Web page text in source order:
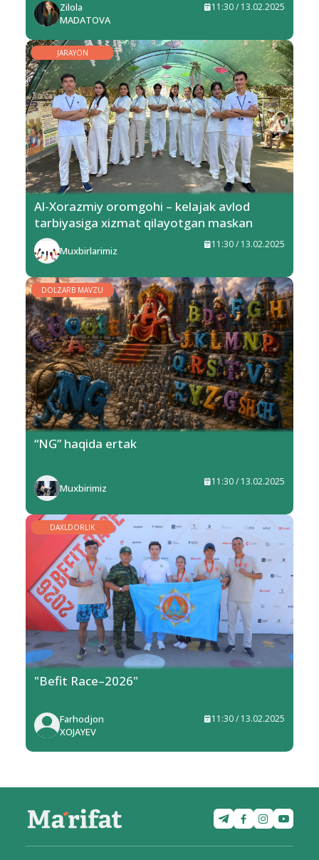
Zilola
MADATOVA
11:30 / 13.02.2025
JARAYON
Al-Xorazmiy oromgohi – kelajak avlod
tarbiyasiga xizmat qilayotgan maskan
Muxbirlarimiz
11:30 / 13.02.2025
DOLZARB MAVZU
“NG” haqida ertak
Muxbirimiz
11:30 / 13.02.2025
DAXLDORLIK
"Befit Race–2026"
Farhodjon
XOJAYEV
11:30 / 13.02.2025